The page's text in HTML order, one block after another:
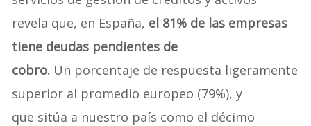
revela que, en España, el 81% de las empresas
tiene deudas pendientes de
cobro. Un porcentaje de respuesta ligeramente
superior al promedio europeo (79%), y
que sitúa a nuestro país como el décimo